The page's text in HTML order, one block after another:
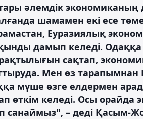
әлемдік экономиканың
шамамен екі есе
Еуразиялық
дамып келеді.
сақтап,
Мен өз тарапымнан
мүше өзге елдермен
келеді. Осы орайда
санаймыз", – деді Қасым-